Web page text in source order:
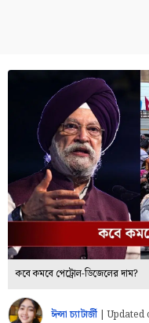
কবে কমবে পেট্রোল-ডিজেলের দাম?
ঈপ্সা চ্যাটার্জী |Updated